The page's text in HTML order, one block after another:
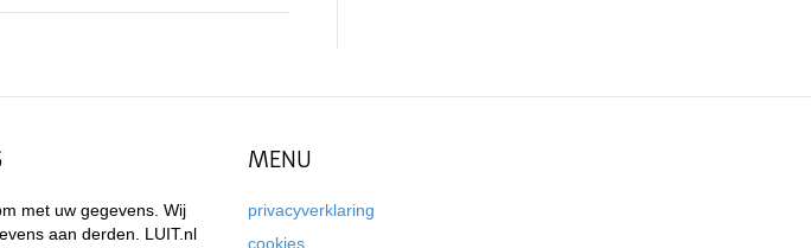
met uw gegevens. Wij
aan derden. LUIT.nl
MENU
privacyverklaring
cookies